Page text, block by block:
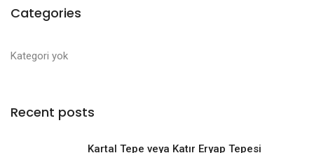
Categories
Kategori yok
Recent posts
Kartal Tepe veya Katır Eryap Tepesi